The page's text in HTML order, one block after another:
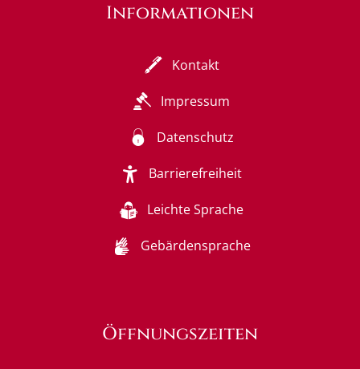
Informationen
Kontakt
Impressum
Datenschutz
Barrierefreiheit
Leichte Sprache
Gebärdensprache
Öffnungszeiten